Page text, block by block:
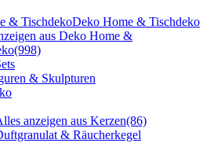
Deko Home & Tischdeko
aus Deko Home &
(998)
& Skulpturen
anzeigen aus Kerzen(86)
& Räucherkegel